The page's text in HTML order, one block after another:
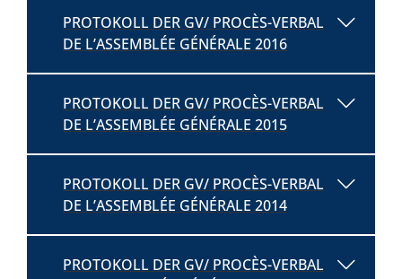
PROTOKOLL DER GV/ PROCÈS-VERBAL
DE L’ASSEMBLÉE GÉNÉRALE 2016
PROTOKOLL DER GV/ PROCÈS-VERBAL
DE L’ASSEMBLÉE GÉNÉRALE 2015
PROTOKOLL DER GV/ PROCÈS-VERBAL
DE L’ASSEMBLÉE GÉNÉRALE 2014
PROTOKOLL DER GV/ PROCÈS-VERBAL